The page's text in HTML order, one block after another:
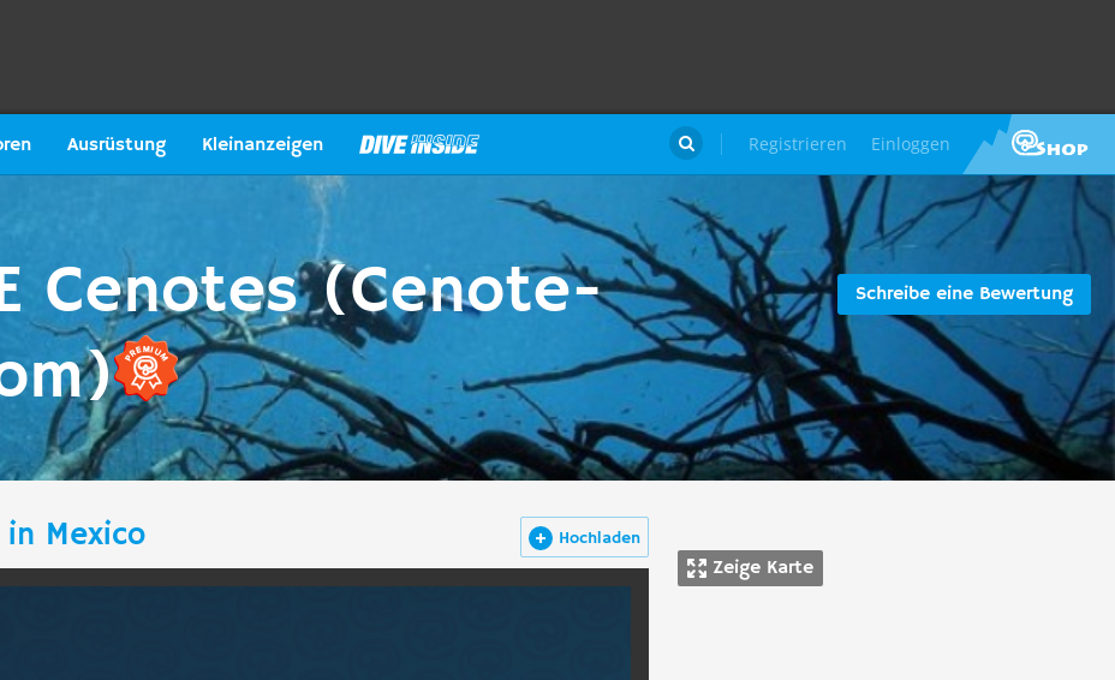
Ausrüstung Kleinanzeigen Registrieren Einloggen

Schreibe eine Bewertung
Cenotes (Cenote-
Zeige Karte
Hochladen
Mexico